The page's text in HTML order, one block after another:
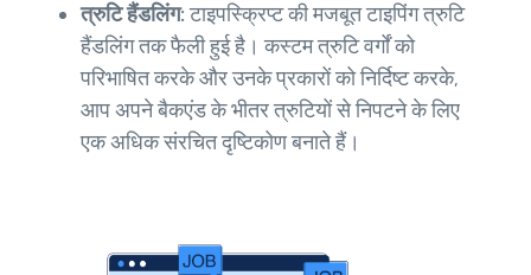
त्रुटि हैंडलिंग:टाइपस्क्रिप्ट की मजबूत टाइपिंग त्रुटि
हैंडलिंग तक फैली हुई है। कस्टम त्रुटि वर्गों को
परिभाषित करके और उनके प्रकारों को निर्दिष्ट करके,
आप अपने बैकएंड के भीतर त्रुटियों से निपटने के लिए
एक अधिक संरचित दृष्टिकोण बनाते हैं।